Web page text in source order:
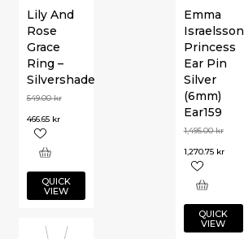
Lily And
Rose
Grace
Ring –
Silvershade
549.00kr
466.65 kr
QUICK
VIEW
Emma
Israelsson
Princess
Ear Pin
Silver
(6mm)
Ear159
1,495.00kr
1,270.75 kr
QUICK
VIEW